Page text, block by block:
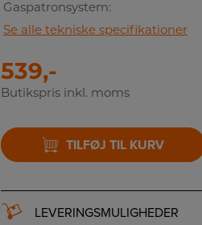
Gaspatronsystem:
Se alle tekniske specifikationer
539,-
Butikspris inkl. moms
TILFØJ TIL KURV
LEVERINGSMULIGHEDER